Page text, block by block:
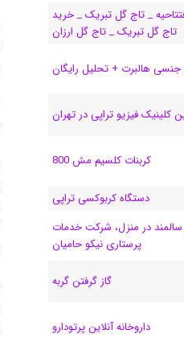
m
م
_ تاج گل تبریک _ خرید
تاج گل تبریک _ تاج گل ارزان
هالبرت + تحلیل رایگان
کلینیک فیزیو تراپی در تهران
کربنات کلسیم مش 800
دستگاه کربوکسی تراپی
سالمند در منزل، شرکت خدمات
پرستاری نیکو حامیان
گاز گرفتن گربه
داروخانه آنلاین پرتودارو